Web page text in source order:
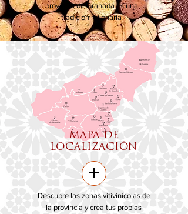
provincia de Granada es una
tradición milenaria
MAPA DE
LOCALIZACIÓN
+
Descubre las zonas vitivinícolas de
la provincia y crea tus propias